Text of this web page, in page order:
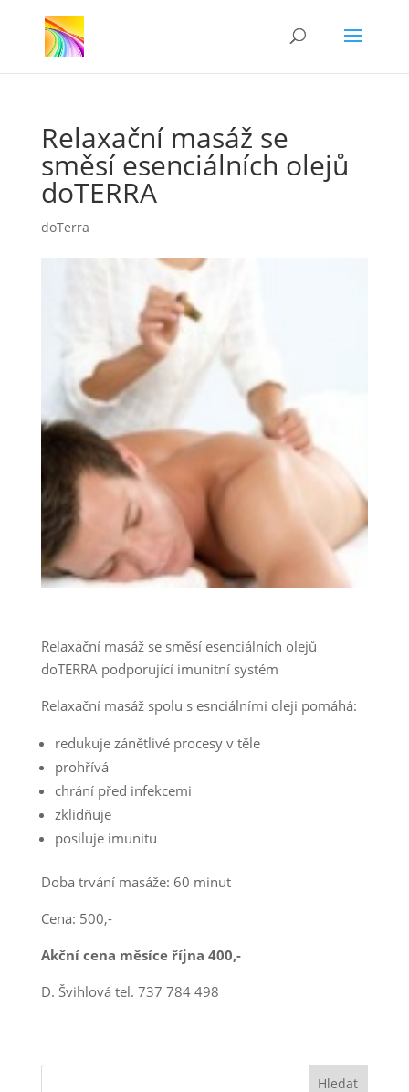
Relaxační masáž se
směsí esenciálních olejů
doTERRA
doTerra
Relaxační masáž se směsí esenciálních olejů
doTERRA podporující imunitní systém
Relaxační masáž spolu s esnciálními oleji pomáhá:
redukuje zánětlivé procesy v těle
prohřívá
chrání před infekcemi
zklidňuje
posiluje imunitu
Doba trvání masáže: 60 minut
Cena: 500,-
Akční cena měsíce října 400,-
D. Švihlová tel. 737 784 498